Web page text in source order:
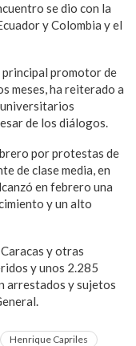
se dio con la
y Colombia y el
principal promotor de
meses, ha reiterado a
universitarios
de los diálogos.
por protestas de
de clase media, en
en febrero una
y un alto
y otras
y unos 2.285
arrestados y sujetos
Henrique Capriles